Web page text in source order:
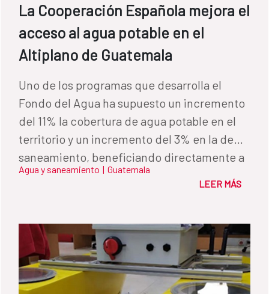
La Cooperación Española mejora el
acceso al agua potable en el
Altiplano de Guatemala
Uno de los programas que desarrolla el
Fondo del Agua ha supuesto un incremento
del 11% la cobertura de agua potable en el
territorio y un incremento del 3% en la de
saneamiento, beneficiando directamente a
más de 38.000 personas.
Agua y saneamiento | Guatemala
LEER MÁS